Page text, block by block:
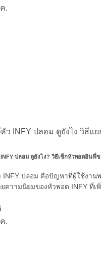
ปลอม ดูยังไง? วิธีเช็กหัวพอตอินฟี่
INFY ปลอม คือปัญหาที่ผู้ใช้งา
ความนิยมของหัวพอต INFY ที่เ
.
.